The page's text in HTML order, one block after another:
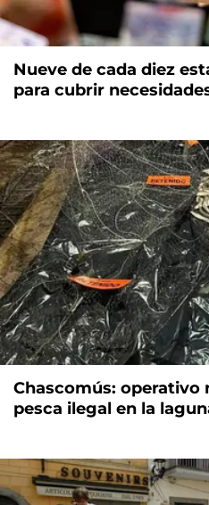
Nueve de cada diez
para cubrir
Chascomús: operativo
pesca ilegal en la